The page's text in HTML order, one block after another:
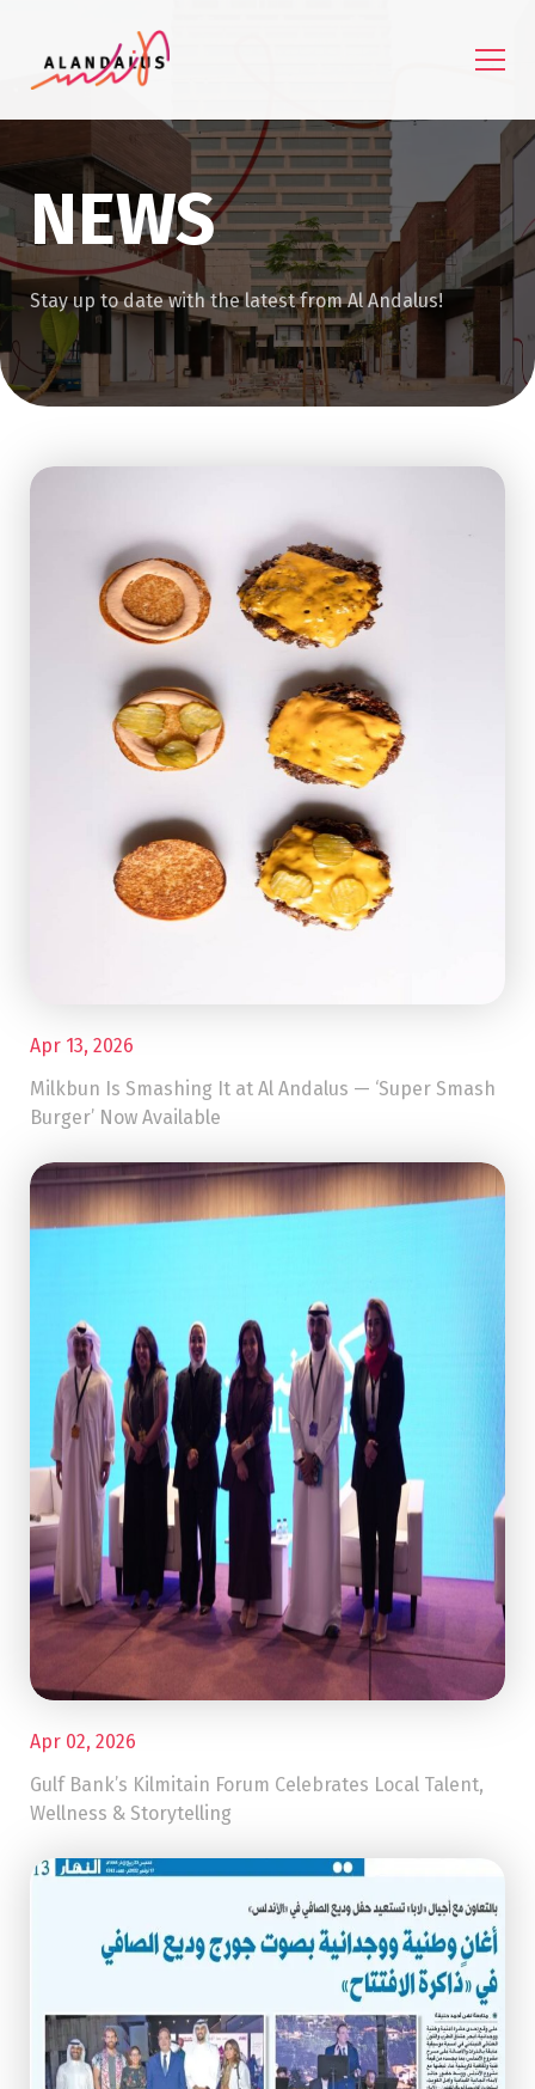
NEWS
Stay up to date with the latest from Al Andalus!
Apr 13, 2026
Milkbun Is Smashing It at Al Andalus — ‘Super Smash
Burger’ Now Available
Apr 02, 2026
Gulf Bank’s Kilmitain Forum Celebrates Local Talent,
Wellness & Storytelling